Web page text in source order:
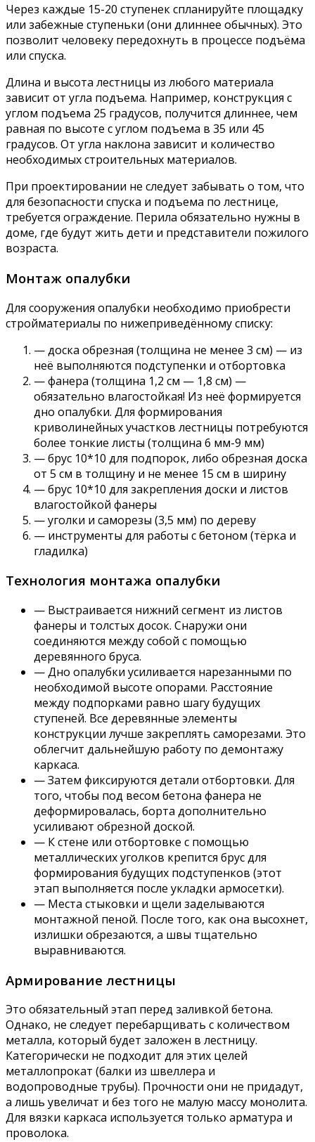
Через каждые 15-20 ступенек спланируйте площадку
или забежные ступеньки (они длиннее обычных). Это
позволит человеку передохнуть в процессе подъёма
или спуска.
Длина и высота лестницы из любого материала
зависит от угла подъема. Например, конструкция с
углом подъема 25 градусов, получится длиннее, чем
равная по высоте с углом подъема в 35 или 45
градусов. От угла наклона зависит и количество
необходимых строительных материалов.
При проектировании не следует забывать о том, что
для безопасности спуска и подъема по лестнице,
требуется ограждение. Перила обязательно нужны в
доме, где будут жить дети и представители пожилого
возраста.
Монтаж опалубки
Для сооружения опалубки необходимо приобрести
стройматериалы по нижеприведённому списку:
— доска обрезная (толщина не менее 3 см) — из
неё выполняются подступенки и отбортовка
— фанера (толщина 1,2 см — 1,8 см) —
обязательно влагостойкая! Из неё формируется
дно опалубки. Для формирования
криволинейных участков лестницы потребуются
более тонкие листы (толщина 6 мм-9 мм)
— брус 10*10 для подпорок, либо обрезная доска
от 5 см в толщину и не менее 15 см в ширину
— брус 10*10 для закрепления доски и листов
влагостойкой фанеры
— уголки и саморезы (3,5 мм) по дереву
— инструменты для работы с бетоном (тёрка и
гладилка)
Технология монтажа опалубки
— Выстраивается нижний сегмент из листов
фанеры и толстых досок. Снаружи они
соединяются между собой с помощью
деревянного бруса.
— Дно опалубки усиливается нарезанными по
необходимой высоте опорами. Расстояние
между подпорками равно шагу будущих
ступеней. Все деревянные элементы
конструкции лучше закреплять саморезами. Это
облегчит дальнейшую работу по демонтажу
каркаса.
— Затем фиксируются детали отбортовки. Для
того, чтобы под весом бетона фанера не
деформировалась, борта дополнительно
усиливают обрезной доской.
— К стене или отбортовке с помощью
металлических уголков крепится брус для
формирования будущих подступенков (этот
этап выполняется после укладки армосетки).
— Места стыковки и щели заделываются
монтажной пеной. После того, как она высохнет,
излишки обрезаются, а швы тщательно
выравниваются.
Армирование лестницы
Это обязательный этап перед заливкой бетона.
Однако, не следует перебарщивать с количеством
металла, который будет заложен в лестницу.
Категорически не подходит для этих целей
металлопрокат (балки из швеллера и
водопроводные трубы). Прочности они не придадут,
а лишь увеличат и без того не малую массу монолита.
Для вязки каркаса используется только арматура и
проволока.